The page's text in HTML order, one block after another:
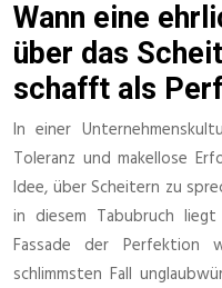
Wann eine
über das
schafft als
In einer
Toleranz und makellose
Idee, über Scheitern zu
in diesem Tabubruch
Fassade der
schlimmsten Fall